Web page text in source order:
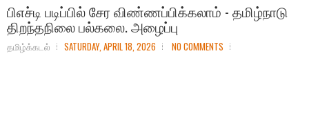
பிஎச்டி படிப்பில் சேர விண்ணப்பிக்கலாம் - தமிழ்நாடு
திறந்தநிலை பல்கலை. அழைப்பு
தமிழ்க்கடல் SATURDAY, APRIL 18, 2026 NO COMMENTS